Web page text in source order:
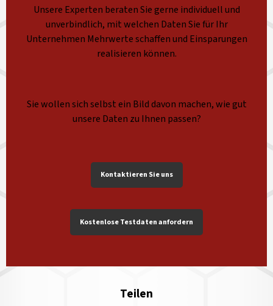
Unsere Experten beraten Sie gerne individuell und
unverbindlich, mit welchen Daten Sie für Ihr
Unternehmen Mehrwerte schaffen und Einsparungen
realisieren können.
Sie wollen sich selbst ein Bild davon machen, wie gut
unsere Daten zu Ihnen passen?
Kontaktieren Sie uns
Kostenlose Testdaten anfordern
Teilen